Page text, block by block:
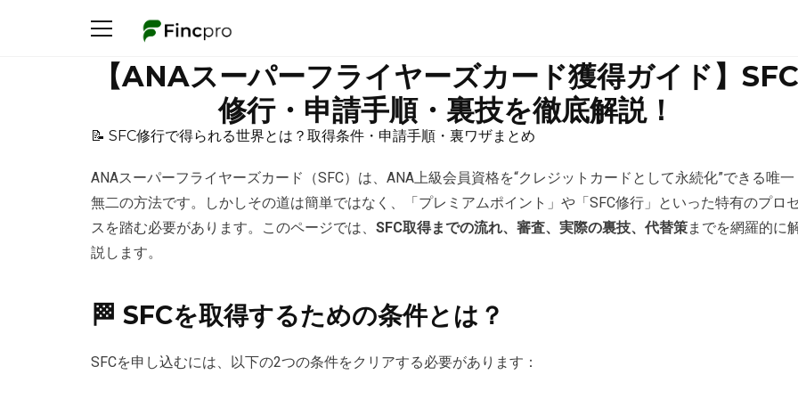
【ANAスーパーフライヤーズカード獲得ガイド】SFC
修行・申請手順・裏技を徹底解説！
📝 SFC修行で得られる世界とは？取得条件・申請手順・裏ワザまとめ
ANAスーパーフライヤーズカード（SFC）は、ANA上級会員資格を“クレジットカードとして永続化”できる唯一
無二の方法です。しかしその道は簡単ではなく、「プレミアムポイント」や「SFC修行」といった特有のプロ
スを踏む必要があります。このページでは、 SFC取得までの流れ、審査、実際の裏技、代替策までを網羅的に
説します。
🏁 SFCを取得するための条件とは？
SFCを申し込むには、以下の2つの条件をクリアする必要があります：